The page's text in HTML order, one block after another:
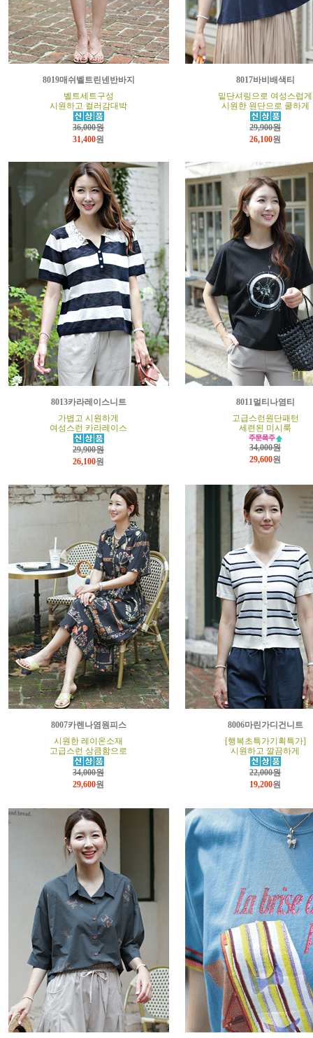
8019매쉬벨트린넨반바지
벨트세트구성
시원하고 컬러감대박
36,000원
31,400원
8017바비배색티
밑단셔링으로 여성스럽게
시원한 원단으로 쿨하게
29,900원
26,100원
8013카라레이스니트
가볍고 시원하게
여성스런 카라레이스
29,900원
26,100원
8011멀티나염티
고급스런원단패턴
세련된 미시룩
34,000원
29,600원
8007카렌나염원피스
시원한 레이온소재
고급스런 상큼함으로
34,000원
29,600원
8006마린가디건니트
[행복초특가기획특가]
시원하고 깔끔하게
22,000원
19,200원